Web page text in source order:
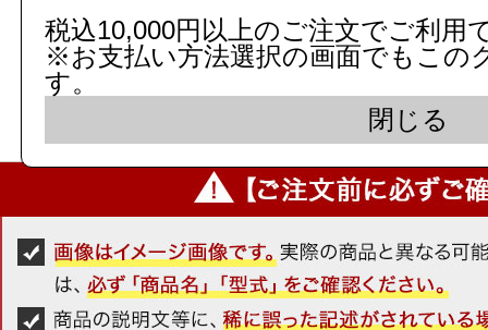
レビューはご注文された商品の
税込10,000円以上のご注文でご利用
※お支払い方法選択の画面でもこの
す。
閉じる